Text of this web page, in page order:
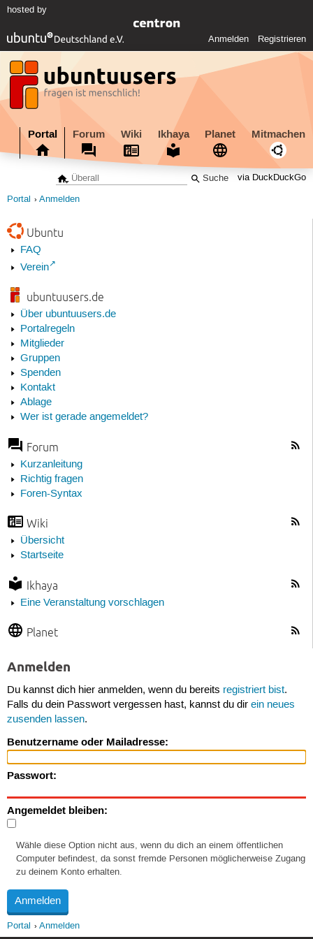
hosted by
Anmelden Registrieren
Portal Forum Wiki Ikhaya Planet Mitmachen
via DuckDuckGo
Portal Anmelden
Ubuntu
FAQ
Verein
ubuntuusers.de
Über ubuntuusers.de
Portalregeln
Mitglieder
Gruppen
Spenden
Kontakt
Ablage
Wer ist gerade angemeldet?
Forum
Kurzanleitung
Richtig fragen
Foren-Syntax
Wiki
Übersicht
Startseite
Ikhaya
Eine Veranstaltung vorschlagen
Planet
Anmelden
Du kannst dich hier anmelden, wenn du bereits registriert bist.
Falls du dein Passwort vergessen hast, kannst du dir ein neues
zusenden lassen.
Benutzername oder Mailadresse:
Passwort:
Angemeldet bleiben:
Wähle diese Option nicht aus, wenn du dich an einem öffentlichen
Computer befindest, da sonst fremde Personen möglicherweise Zugang
zu deinem Konto erhalten.
Portal Anmelden